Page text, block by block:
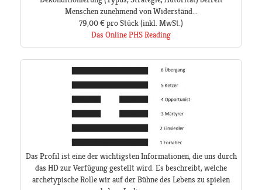
Menschen zunehmend von Widerständ...
79,00 €pro Stück(inkl. MwSt.)
Das Online PHS Reading
Das Profil ist eine der wichtigsten Informationen, die uns durch
das HD zur Verfügung gestellt wird. Es beschreibt, welche
archetypische Rolle wir auf der Bühne des Lebens zu spielen